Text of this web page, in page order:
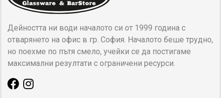
Дейността ни води началото си от 1999 година с
отварянето на офис в гр. София. Началото беше трудно,
но поехме по пътя смело, учейки се да постигаме
максимални резултати с ограничени ресурси.